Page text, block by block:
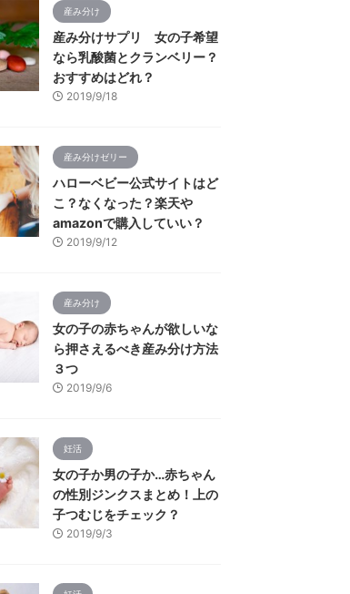
産み分け
産み分けサプリ 女の子希望
なら乳酸菌とクランベリー？
おすすめはどれ？
2019/9/18
産み分けゼリー
ハローベビー公式サイトはど
こ？なくなった？楽天や
amazonで購入していい？
2019/9/12
産み分け
女の子の赤ちゃんが欲しいな
ら押さえるべき産み分け方法
３つ
2019/9/6
妊活
女の子か男の子か…赤ちゃん
の性別ジンクスまとめ！上の
子つむじをチェック？
2019/9/3